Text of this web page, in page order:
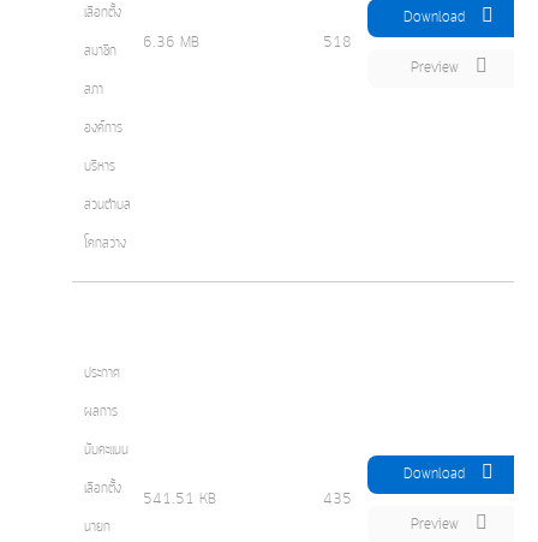
เลือกตั้ง
สมาชิก
สภา
องค์การ
บริหาร
ส่วนตำบล
โคกสว่าง
6.36 MB 518
Download
Preview
ประกาศ
ผลการ
นับคะแนน
เลือกตั้ง
นายก
541.51 KB 435
Download
Preview